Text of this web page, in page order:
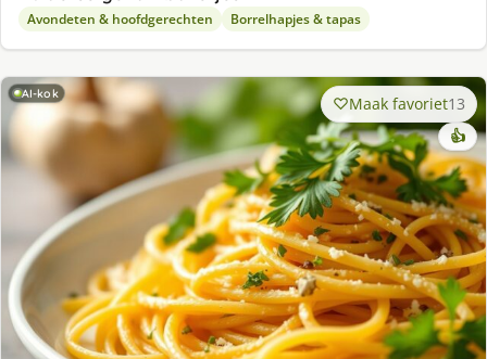
Avondeten & hoofdgerechten Borrelhapjes & tapas
AI-kok Maak favoriet13
👍